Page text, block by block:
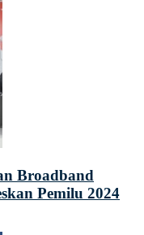
Broadband
Pemilu 2024